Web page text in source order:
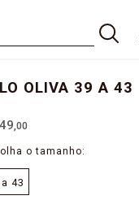
OLIVA 39 A 43
,00
43